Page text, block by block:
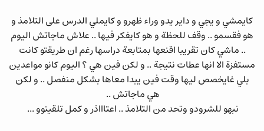
كايمشي و يجي و داير يدو وراء ظهرو و كايملي الدرس على التلامذ و
هو فقسمو .. وقف للحظة و هو كايفكر فيها .. علاش ماجاتش اليوم
.. ماشي كان تقريبا اقنعها بمتابعة دراسها رغم ان طريقتو كانت
مستفزة الا انها عطات نتيجة .. و لكن فين هي ؟ اليوم كانو مواعدين
بلي غايخصص ليها وقت فين يبدا معاها بشكل منفصل .. و لكن
هي ماجاتش ..
نبهو للشرودو وتحد من التلامذ .. اعتاااذر و كمل تلقينوو ...